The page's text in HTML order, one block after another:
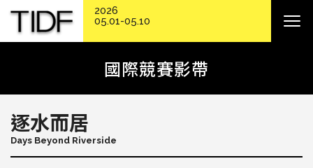
國際競賽影帶
逐水而居
Days Beyond Riverside
2026
05.01-05.10